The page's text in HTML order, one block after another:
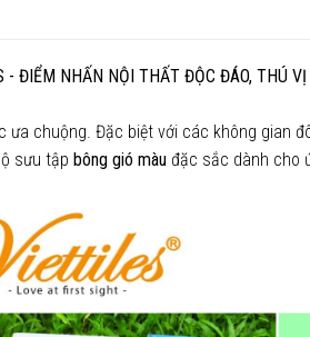
- ĐIỂM NHẤN NỘI THẤT ĐỘC ĐÁO, THÚ VỊ
chuộng. Đặc biệt với các không gian
sưu tập bông gió màu đặc sắc dành cho